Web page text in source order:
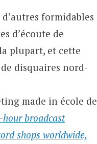
formidables
d’écoute de
plupart, et cette
disquaires nord-
made in école de
broadcast
shops worldwide,